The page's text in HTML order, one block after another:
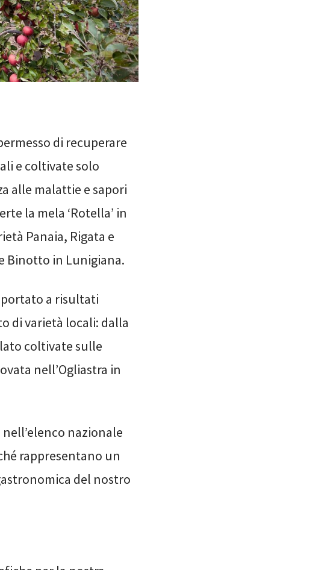
di recuperare
e coltivate solo
alle malattie e sapori
la mela ‘Rotella’ in
Panaia, Rigata e
Binotto in Lunigiana.
a risultati
di varietà locali: dalla
coltivate sulle
nell’Ogliastra in
nazionale
rappresentano un
del nostro